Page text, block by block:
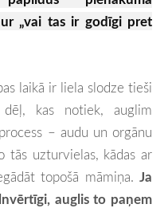
„vai tas ir godīgi pret
laikā ir liela slodze tieši
dēļ, kas notiek, auglim
– audu un orgānu
tās uzturvielas, kādas ar
topošā māmiņa. Ja
auglis to paņem